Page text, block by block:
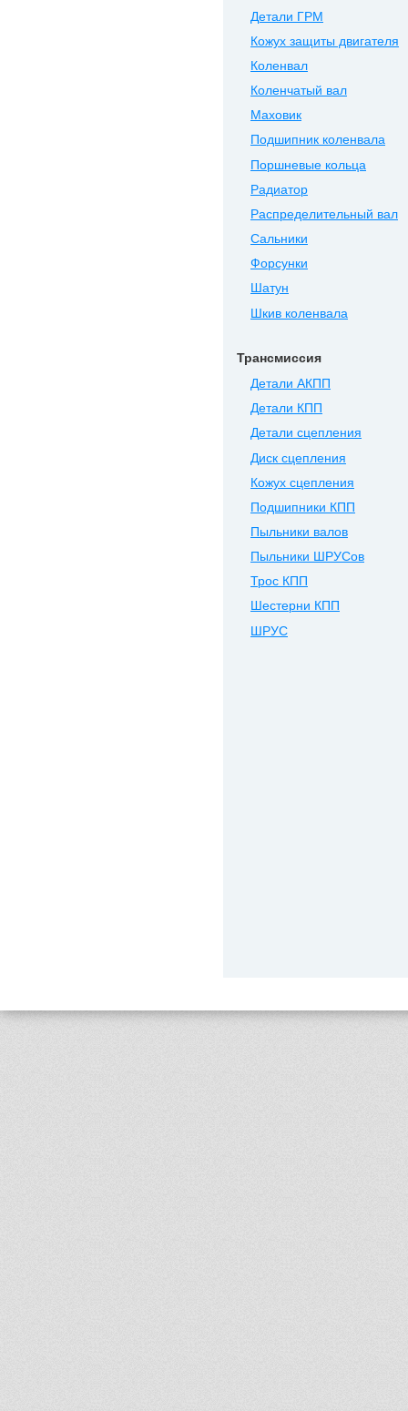
Детали ГРМ
Кожух защиты двигателя
Коленвал
Коленчатый вал
Маховик
Подшипник коленвала
Поршневые кольца
Радиатор
Распределительный вал
Сальники
Форсунки
Шатун
Шкив коленвала
Трансмиссия
Детали АКПП
Детали КПП
Детали сцепления
Диск сцепления
Кожух сцепления
Подшипники КПП
Пыльники валов
Пыльники ШРУСов
Трос КПП
Шестерни КПП
ШРУС